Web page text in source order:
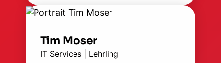
Tim Moser
IT Services | Lehrling